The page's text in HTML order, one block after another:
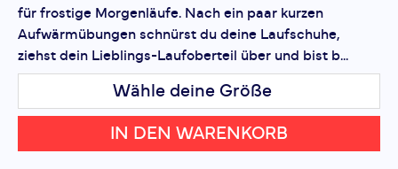
dieDatenschutzbestimmungenundNutzungsbedingungen
von Google.
für frostige Morgenläufe. Nach ein paar kurzen
Aufwärmübungen schnürst du deine Laufschuhe,
ziehst dein Lieblings-Laufoberteil über und bist b...
Wähle deine Größe
IN DEN WARENKORB